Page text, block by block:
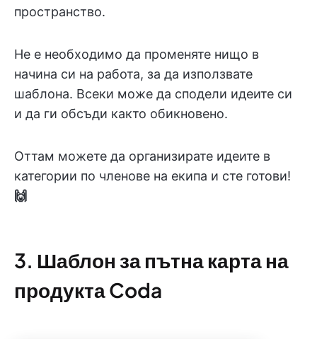
пространство.
Не е необходимо да променяте нищо в
начина си на работа, за да използвате
шаблона. Всеки може да сподели идеите си
и да ги обсъди както обикновено.
Оттам можете да организирате идеите в
категории по членове на екипа и сте готови!
🙌
3. Шаблон за пътна карта на
продукта Coda